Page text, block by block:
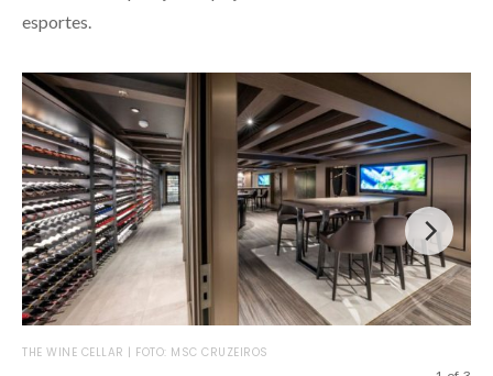
esportes.
THE WINE CELLAR | FOTO: MSC CRUZEIROS